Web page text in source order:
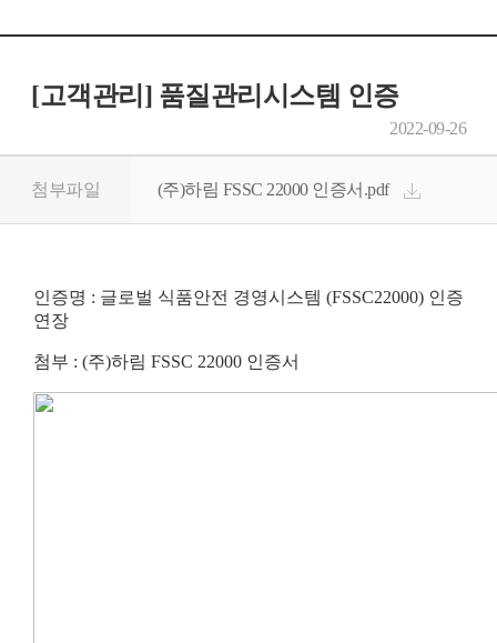
[고객관리] 품질관리시스템 인증
2022-09-26
첨부파일 (주)하림 FSSC 22000 인증서.pdf
인증명 : 글로벌 식품안전 경영시스템 (FSSC22000) 인증
연장
첨부 : (주)하림 FSSC 22000 인증서